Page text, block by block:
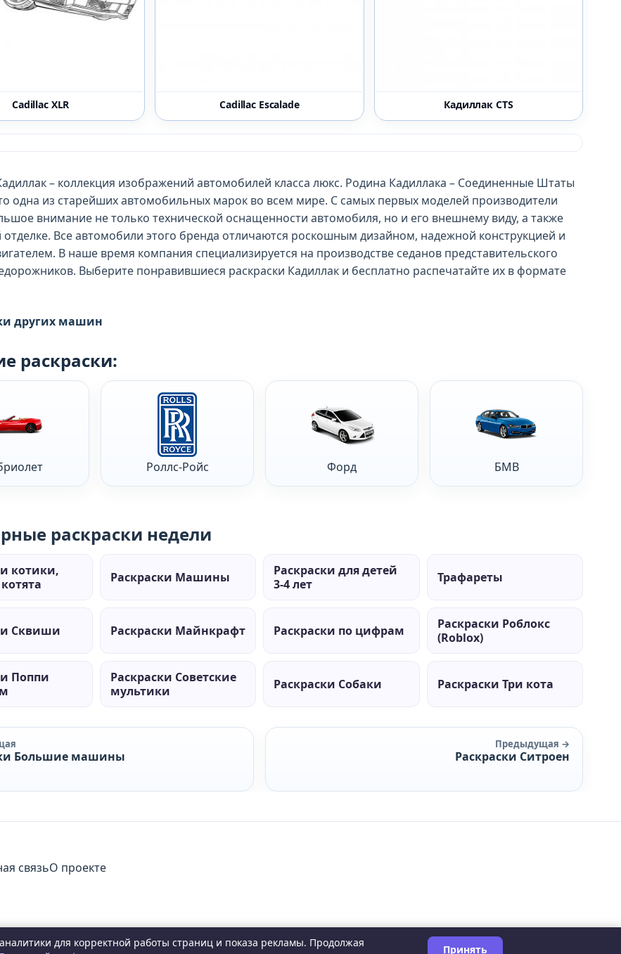
Cadillac XLR Cadillac Escalade Кадиллак CTS
– коллекция изображений автомобилей класса люкс. Родина Кадиллака – Соединенные Штаты
одна из старейших автомобильных марок во всем мире. С самых первых моделей производители
внимание не только технической оснащенности автомобиля, но и его внешнему виду, а также
отделке. Все автомобили этого бренда отличаются роскошным дизайном, надежной конструкцией и
В наше время компания специализируется на производстве седанов представительского
Выберите понравившиеся раскраски Кадиллак и бесплатно распечатайте их в формате
других машин
раскраски:
Роллс-Ройс Форд БМВ
раскраски недели
котики,
Раскраски Машины
Раскраски для детей
3-4 лет
Трафареты
Сквиши Раскраски Майнкрафт Раскраски по цифрам
Раскраски Роблокс
(Roblox)
Поппи
Раскраски Советские
мультики
Раскраски Собаки Раскраски Три кота
Большие машины
Предыдущая →
Раскраски Ситроен
связьО проекте
для корректной работы страниц и показа рекламы. Продолжая
Принять